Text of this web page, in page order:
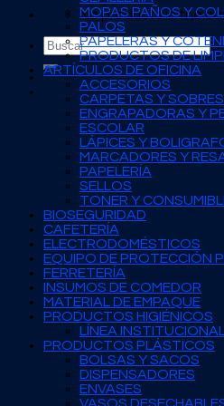
No products in the
Search
for:
MOPAS PAÑOS Y
PALOS
PAPELERAS Y
PRODUCTOS DE
ARTÍCULOS DE OFICINA
ACCESORIOS
CARPETAS Y SOBRES
ENGRAPADORAS Y
ESCOLAR
LÁPICES Y
MARCADORES Y
PAPELERÍA
SELLOS
TONER Y
BIOSEGURIDAD
CAFETERÍA
ELECTRODOMÉSTICOS
EQUIPO DE PROTECCIÓN
FERRETERÍA
INSUMOS DE COMEDOR
MATERIAL DE EMPAQUE
PRODUCTOS HIGIÉNICOS
LÍNEA INSTITUCIONAL
PRODUCTOS PLÁSTICOS
BOLSAS Y SACOS
DISPENSADORES
ENVASES